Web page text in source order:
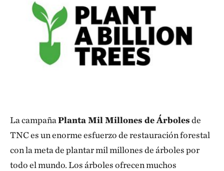
La campañaPlanta Mil Millones de Árbolesde
TNC es un enorme esfuerzo de restauración forestal
con la meta de plantar mil millones de árboles por
todo el mundo. Los árboles ofrecen muchos